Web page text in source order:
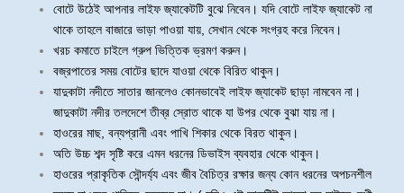
বোটে উঠেই আপনার লাইফ জ্যাকেটটি বুঝে নিবেন। যদি বোটে লাইফ জ্যাকেট না
থাকে তাহলে বাজারে ভাড়া পাওয়া যায়, সেখান থেকে সংগ্রহ করে নিবেন।
খরচ কমাতে চাইলে গ্রুপ ভিত্তিক ভ্রমণ করুন।
বজ্রপাতের সময় বোটের ছাদে যাওয়া থেকে বিরিত থাকুন।
যাদুকাটা নদীতে সাতার জানলেও কোনভাবেই লাইফ জ্যাকেট ছাড়া নামবেন না।
জাদুকাটা নদীর তলদেশে তীব্র স্রোত থাকে যা উপর থেকে বুঝা যায় না।
হাওরের মাছ, বন্যপ্রানী এবং পাখি শিকার থেকে বিরত থাকুন।
অতি উচ্চ শব্দ সৃষ্টি করে এমন ধরনের ডিভাইস ব্যবহার থেকে থাকুন।
হাওরের প্রাকৃতিক সৌন্দর্য্য এবং জীব বৈচিত্র রক্ষার জন্য কোন ধরনের অপচনশীল